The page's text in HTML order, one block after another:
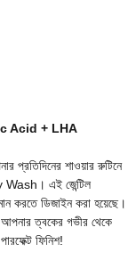
Acid + LHA
প্রতিদিনের শাওয়ার রুটিনে
এই জেন্টিল
করতে ডিজাইন করা হয়েছে।
ত্বকের গভীর থেকে
ফিনিশ!